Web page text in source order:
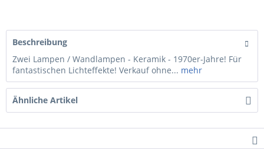
Beschreibung
Zwei Lampen / Wandlampen - Keramik - 1970er-Jahre! Für
fantastischen Lichteffekte! Verkauf ohne... mehr
Ähnliche Artikel